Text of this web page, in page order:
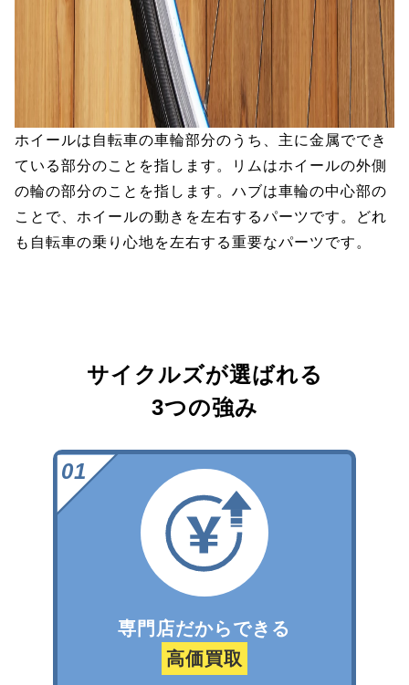
ホイールは自転車の車輪部分のうち、主に金属ででき
ている部分のことを指します。リムはホイールの外側
の輪の部分のことを指します。ハブは車輪の中心部の
ことで、ホイールの動きを左右するパーツです。どれ
も自転車の乗り心地を左右する重要なパーツです。
サイクルズが選ばれる
3つの強み
専門店だからできる
高価買取